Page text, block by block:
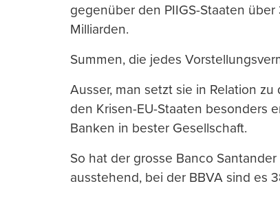
gegenüber den PIIGS-Staaten
Milliarden.
Summen, die jedes
Ausser, man setzt sie in Relation
den Krisen-EU-Staaten besonders
Banken in bester Gesellschaft.
So hat der grosse Banco
ausstehend, bei der BBVA sind es